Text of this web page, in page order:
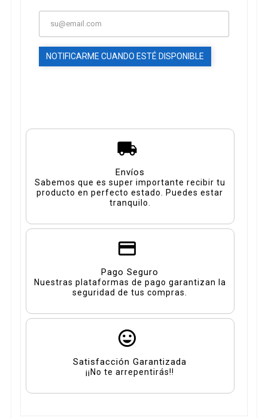
NOTIFICARME CUANDO ESTÉ DISPONIBLE
Envíos
Sabemos que es super importante recibir tu
producto en perfecto estado. Puedes estar
tranquilo.
Pago Seguro
Nuestras plataformas de pago garantizan la
seguridad de tus compras.
Satisfacción Garantizada
¡¡No te arrepentirás!!